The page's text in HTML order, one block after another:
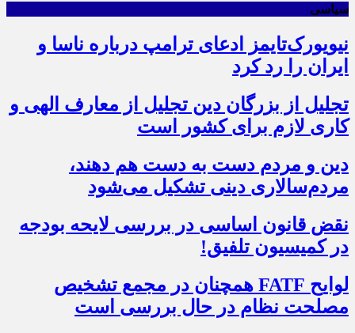
سیاسی
نیویورک‌تایمز ادعای ترامپ درباره ناسا و
ایران را رد کرد
تجلیل از بزرگان دین تجلیل از معارف الهی و
کاری لازم برای کشور است
دین و مردم دست به‌ دست هم دهند،
مردم‌سالاری دینی تشکیل می‌شود
نقض قانون اساسی در بررسی لایحه بودجه
در کمیسیون تلفیق!
لوایح FATF همچنان در مجمع تشخیص
مصلحت نظام در حال بررسی است